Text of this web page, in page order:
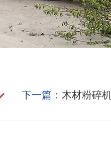
下一篇：